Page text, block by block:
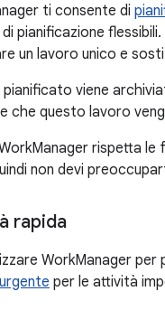
ti consente di
pianificazione
un lavoro unico e
pianificato viene
che questo lavoro
rispetta
non devi
rapida
WorkManager
per le attività